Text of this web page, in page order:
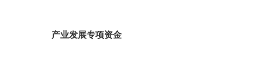
产业发展专项资金